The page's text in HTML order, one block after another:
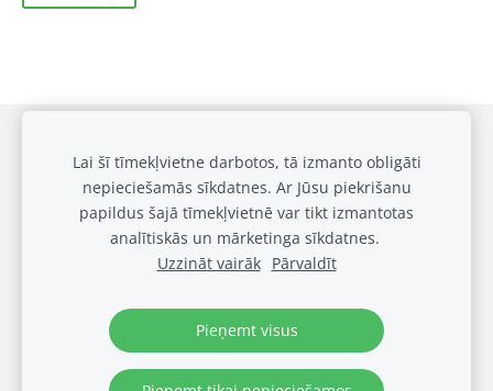
Galerija
Biežākie jautājumi
Noteikumi
© OUT LOUD SIA 2024 Visas tiesības rezervētas
Lai šī tīmekļvietne darbotos, tā izmanto obligāti
nepieciešamās sīkdatnes. Ar Jūsu piekrišanu
papildus šajā tīmekļvietnē var tikt izmantotas
analītiskās un mārketinga sīkdatnes.
Uzzināt vairāk
Pārvaldīt
Pieņemt visus